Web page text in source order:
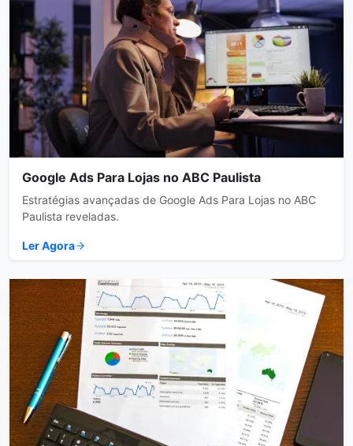
Google Ads Para Lojas no ABC Paulista
Estratégias avançadas de Google Ads Para Lojas no ABC
Paulista reveladas.
Ler Agora